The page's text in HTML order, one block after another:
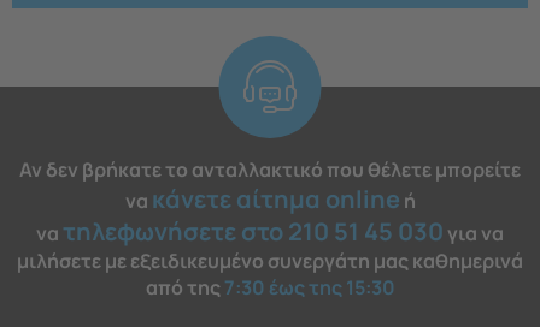
Αν δεν βρήκατε το ανταλλακτικό που θέλετε μπορείτε
να κάνετε αίτημα online ή
νατηλεφωνήσετε στο 210 51 45 030 για να
μιλήσετε με εξειδικευμένο συνεργάτη μας καθημερινά
από της7:30 έως της 15:30